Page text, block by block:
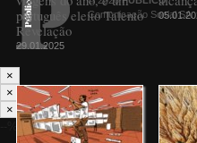
português eleito Talento
Revelação
29.01.2025
Comunicação Social SA
×
×
×
--%>